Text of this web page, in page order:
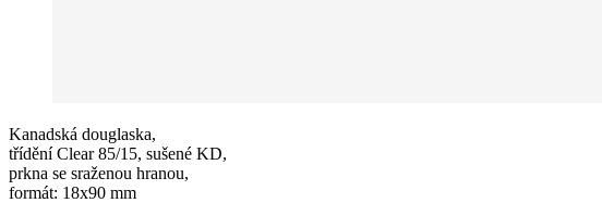
Kanadská douglaska,
třídění Clear 85/15, sušené KD,
prkna se sraženou hranou,
formát: 18x90 mm